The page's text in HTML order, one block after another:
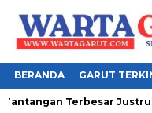
BERANDA GARUT
Terbesar Justru